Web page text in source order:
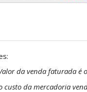
da venda faturada é
custo da mercadoria